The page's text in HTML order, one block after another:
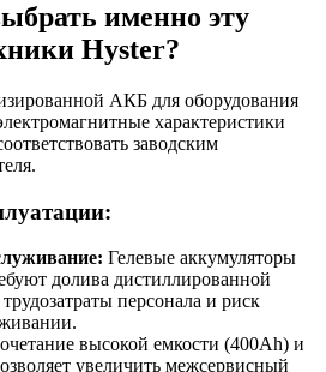
именно эту
Hyster?
АКБ для оборудования
характеристики
заводским
Гелевые аккумуляторы
долива дистиллированной
персонала и риск
высокой емкости (400Ah) и
увеличить межсервисный